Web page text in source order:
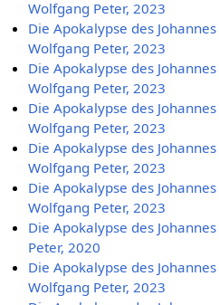
Wolfgang Peter, 2023
Die Apokalypse des
Wolfgang Peter, 2023
Die Apokalypse des
Wolfgang Peter, 2023
Die Apokalypse des
Wolfgang Peter, 2023
Die Apokalypse des
Wolfgang Peter, 2023
Die Apokalypse des
Wolfgang Peter, 2023
Die Apokalypse des
Peter, 2020
Die Apokalypse des
Wolfgang Peter, 2023